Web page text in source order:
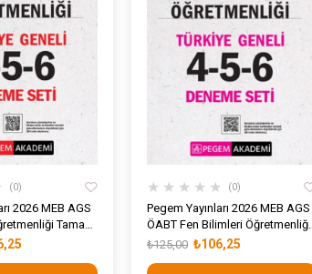
0
2026 MEB AGS
Tamamı
Geneli 4-5-6
★ ★ ★ ★ ★ 0
Pegem Yayınları 2026 MEB AGS
ÖABT Fen Bilimleri Öğretmenliği
Tamamı Çözümlü Türkiye Geneli
₺106,25
₺125,00